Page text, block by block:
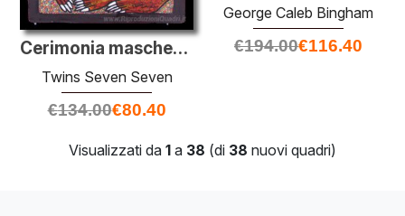
Cerimonia mascherato
Twins Seven Seven
€134.00€80.40
George Caleb Bingham
€194.00€116.40
Visualizzati da 1 a 38 (di 38 nuovi quadri)